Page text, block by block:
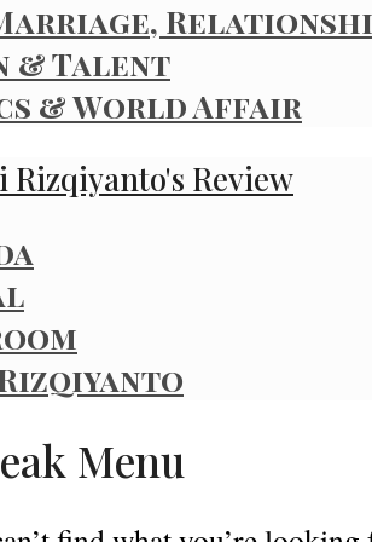
& Talent
& World Affair
Menu